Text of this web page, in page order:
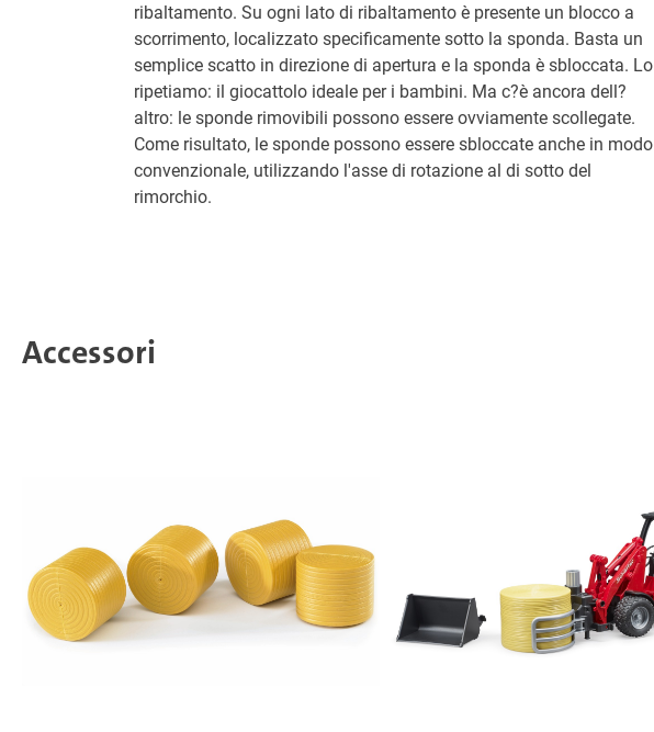
ribaltamento. Su ogni lato di ribaltamento è presente un blocco a
scorrimento, localizzato specificamente sotto la sponda. Basta un
semplice scatto in direzione di apertura e la sponda è sbloccata. Lo
ripetiamo: il giocattolo ideale per i bambini. Ma c?è ancora dell?
altro: le sponde rimovibili possono essere ovviamente scollegate.
Come risultato, le sponde possono essere sbloccate anche in modo
convenzionale, utilizzando l'asse di rotazione al di sotto del
rimorchio.
Accessori